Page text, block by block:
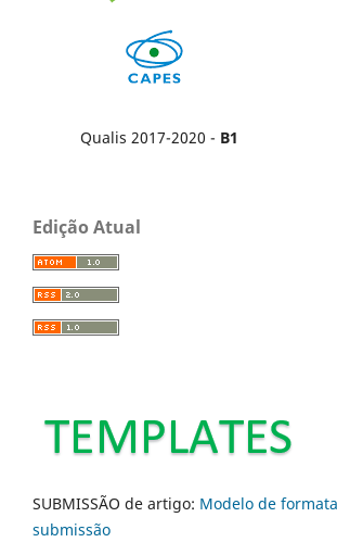
Qualis 2017-2020 - B1
Edição Atual
SUBMISSÃO de artigo: Modelo de
submissão